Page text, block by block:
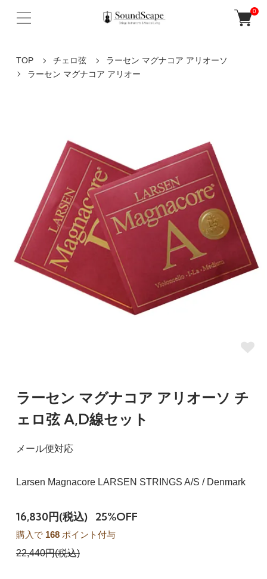
0
TOP チェロ弦
ラーセン マグナコア アリオーソ
ラーセン マグナコア アリオー
ラーセン マグナコア アリオーソ チ
ェロ弦 A,D線セット
メール便対応
Larsen Magnacore LARSEN STRINGS A/S / Denmark
16,830円(税込) 25%OFF
購入で 168ポイント付与
22,440円(税込)